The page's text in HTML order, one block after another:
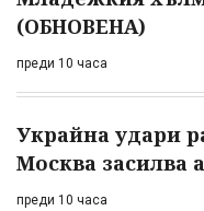
(ОБНОВЕНА)
преди 10 часа
Украйна удари
Москва засилва
преди 10 часа